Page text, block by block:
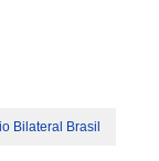
Bilateral Brasil